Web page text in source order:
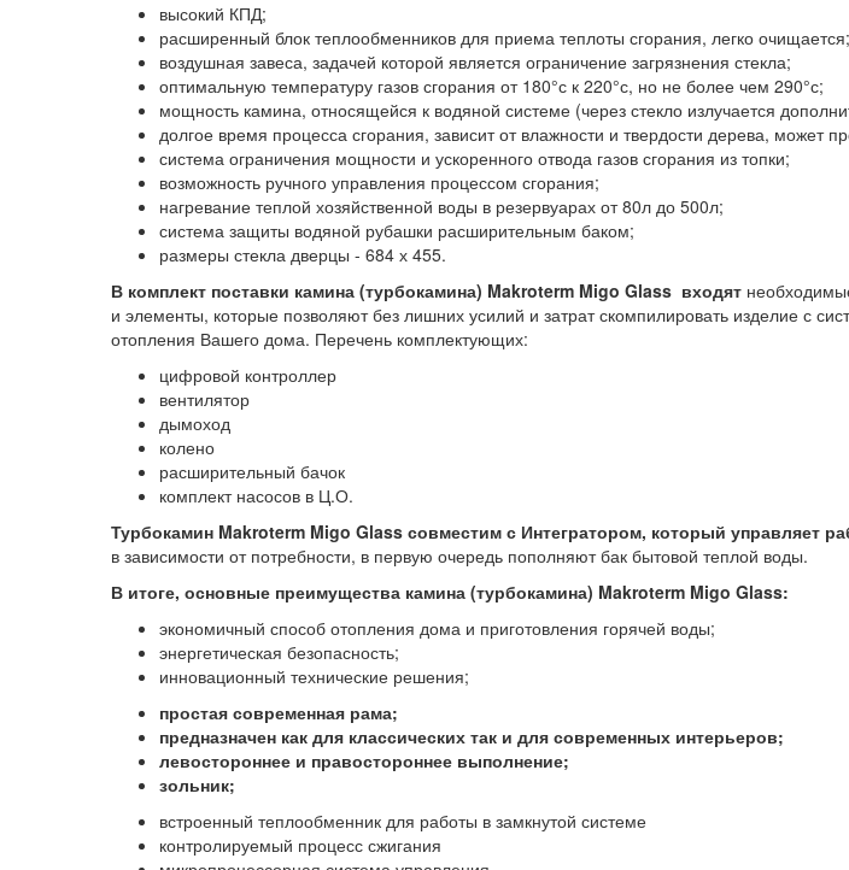
высокий КПД;
расширенный блок теплообменников для приема теплоты сгорания, легко очищается;
воздушная завеса, задачей которой является ограничение загрязнения стекла;
оптимальную температуру газов сгорания от 180°с к 220°с, но не более чем 290°с;
мощность камина, относящейся к водяной системе (через стекло излучается
долгое время процесса сгорания, зависит от влажности и твердости дерева, может
система ограничения мощности и ускоренного отвода газов сгорания из топки;
возможность ручного управления процессом сгорания;
нагревание теплой хозяйственной воды в резервуарах от 80л до 500л;
система защиты водяной рубашки расширительным баком;
размеры стекла дверцы - 684 х 455.
В комплект поставки камина (турбокамина) Makroterm Migo Glass входят
и элементы, которые позволяют без лишних усилий и затрат скомпилировать изделие с
отопления Вашего дома. Перечень комплектующих:
цифровой контроллер
вентилятор
дымоход
колено
расширительный бачок
комплект насосов в Ц.О.
Турбокамин Makroterm Migo Glass совместим с Интегратором, который управляет
в зависимости от потребности, в первую очередь пополняют бак бытовой теплой воды.
В итоге, основные преимущества камина (турбокамина) Makroterm Migo Glass:
экономичный способ отопления дома и приготовления горячей воды;
энергетическая безопасность;
инновационный технические решения;
простая современная рама;
предназначен как для классических так и для современных интерьеров;
левостороннее и правостороннее выполнение;
зольник;
встроенный теплообменник для работы в замкнутой системе
контролируемый процесс сжигания